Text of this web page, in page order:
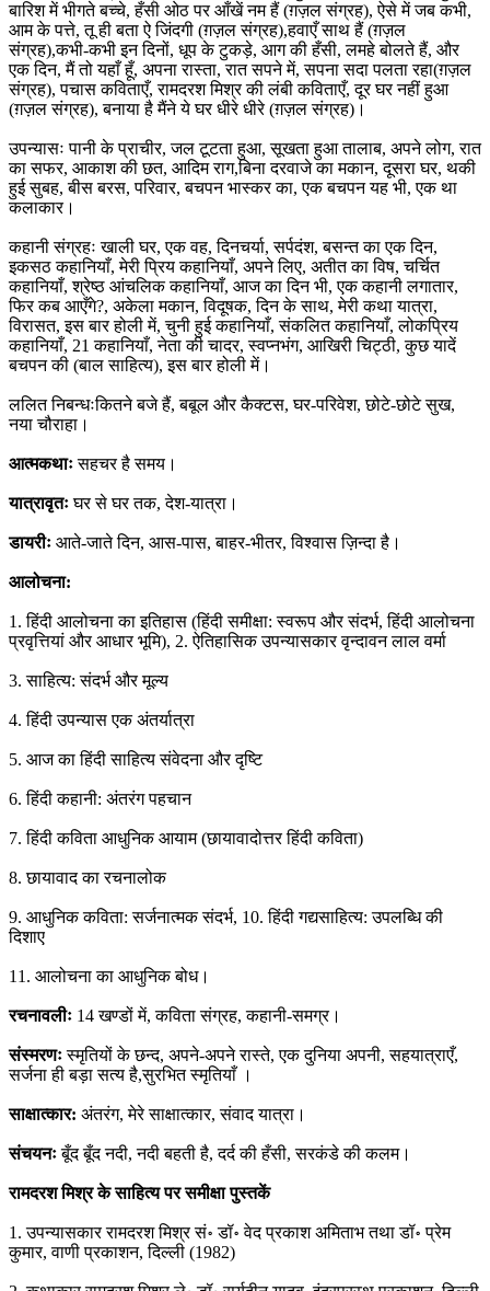
बारिश में भीगते बच्चे, हँसी ओठ पर आँखें नम हैं (ग़ज़ल संग्रह), ऐसे में जब कभी,
आम के पत्ते, तू ही बता ऐ जिंदगी (ग़ज़ल संग्रह),हवाएँ साथ हैं (ग़ज़ल
संग्रह),कभी-कभी इन दिनों, धूप के टुकड़े, आग की हँसी, लमहे बोलते हैं, और
एक दिन, मैं तो यहाँ हूँ, अपना रास्ता, रात सपने में, सपना सदा पलता रहा(ग़ज़ल
संग्रह), पचास कविताएँ, रामदरश मिश्र की लंबी कविताएँ, दूर घर नहीं हुआ
(ग़ज़ल संग्रह), बनाया है मैंने ये घर धीरे धीरे (ग़ज़ल संग्रह)।
उपन्यासः पानी के प्राचीर, जल टूटता हुआ, सूखता हुआ तालाब, अपने लोग, रात
का सफर, आकाश की छत, आदिम राग,बिना दरवाजे का मकान, दूसरा घर, थकी
हुई सुबह, बीस बरस, परिवार, बचपन भास्कर का, एक बचपन यह भी, एक था
कलाकार।
कहानी संग्रहः खाली घर, एक वह, दिनचर्या, सर्पदंश, बसन्त का एक दिन,
इकसठ कहानियाँ, मेरी प्रिय कहानियाँ, अपने लिए, अतीत का विष, चर्चित
कहानियाँ, श्रेष्ठ आंचलिक कहानियाँ, आज का दिन भी, एक कहानी लगातार,
फिर कब आएँगे?, अकेला मकान, विदूषक, दिन के साथ, मेरी कथा यात्रा,
विरासत, इस बार होली में, चुनी हुई कहानियाँ, संकलित कहानियाँ, लोकप्रिय
कहानियाँ, 21 कहानियाँ, नेता की चादर, स्वप्नभंग, आखिरी चिट्ठी, कुछ यादें
बचपन की (बाल साहित्य), इस बार होली में।
ललित निबन्धःकितने बजे हैं, बबूल और कैक्टस, घर-परिवेश, छोटे-छोटे सुख,
नया चौराहा।
आत्मकथाःसहचर है समय।
यात्रावृतःघर से घर तक, देश-यात्रा।
डायरीः आते-जाते दिन, आस-पास, बाहर-भीतर, विश्वास ज़िन्दा है।
आलोचना:
1. हिंदी आलोचना का इतिहास (हिंदी समीक्षा: स्वरूप और संदर्भ, हिंदी आलोचना
प्रवृत्तियां और आधार भूमि), 2. ऐतिहासिक उपन्यासकार वृन्दावन लाल वर्मा
3. साहित्य: संदर्भ और मूल्य
4. हिंदी उपन्यास एक अंतर्यात्रा
5. आज का हिंदी साहित्य संवेदना और दृष्टि
6. हिंदी कहानी: अंतरंग पहचान
7. हिंदी कविता आधुनिक आयाम (छायावादोत्तर हिंदी कविता)
8. छायावाद का रचनालोक
9. आधुनिक कविता: सर्जनात्मक संदर्भ, 10. हिंदी गद्यसाहित्य: उपलब्धि की
दिशाए
11. आलोचना का आधुनिक बोध।
रचनावलीः 14 खण्डों में, कविता संग्रह, कहानी-समग्र।
संस्मरणःस्मृतियों के छन्द, अपने-अपने रास्ते, एक दुनिया अपनी, सहयात्राएँ,
सर्जना ही बड़ा सत्य है,सुरभित स्मृतियाँ ।
साक्षात्कार: अंतरंग, मेरे साक्षात्कार, संवाद यात्रा।
संचयनःबूँद बूँद नदी, नदी बहती है, दर्द की हँसी, सरकंडे की कलम।
रामदरश मिश्र के साहित्य पर समीक्षा पुस्तकें
1. उपन्यासकार रामदरश मिश्र सं॰ डॉ॰ वेद प्रकाश अमिताभ तथा डॉ॰ प्रेम
कुमार, वाणी प्रकाशन, दिल्ली (1982)